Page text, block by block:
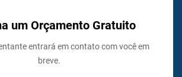
um Orçamento Gratuito
entrará em contato com você em
breve.